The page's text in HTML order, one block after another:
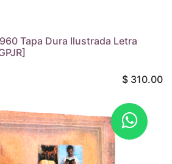
Tapa Dura Ilustrada Letra
$ 310.00